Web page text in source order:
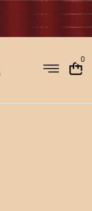
0